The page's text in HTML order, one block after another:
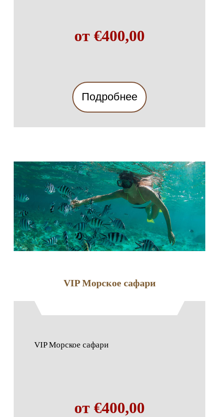
от €400,00
Подробнее
VIP Морское сафари
VIP Морское сафари
от €400,00